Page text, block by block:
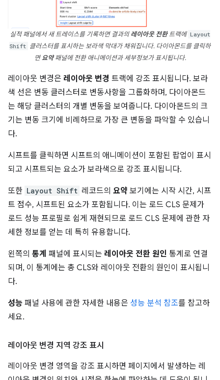
실적 패널에서 새 트레이스를 기록하면 결과의레이아웃 전환트랙에 Layout
Shift 클러스터를 표시하는 보라색 막대가 채워집니다. 다이아몬드를 클릭하
면요약패널에 전환 애니메이션과 세부정보가 표시됩니다.
레이아웃 변경은 레이아웃 변경 트랙에 강조 표시됩니다. 보라
색 선은 변동 클러스터로 변동사항을 그룹화하며, 다이아몬드
는 해당 클러스터의 개별 변동을 보여줍니다. 다이아몬드의 크
기는 변동 크기에 비례하므로 가장 큰 변동을 파악할 수 있습니
다.
시프트를 클릭하면 시프트의 애니메이션이 포함된 팝업이 표시
되고 시프트되는 요소가 보라색으로 강조 표시됩니다.
또한 Layout Shift 레코드의 요약 보기에는 시작 시간, 시프
트 점수, 시프트된 요소가 포함됩니다. 이는 로드 CLS 문제가
로드 성능 프로필로 쉽게 재현되므로 로드 CLS 문제에 관한 자
세한 정보를 얻는 데 특히 유용합니다.
왼쪽의 통계 패널에 표시되는 레이아웃 전환 원인 통계로 연결
되며, 이 통계에는 총 CLS와 레이아웃 전환의 원인이 표시됩니
다.
성능 패널 사용에 관한 자세한 내용은 성능 분석 참조를 참고하
세요.
레이아웃 변경 지역 강조 표시
레이아웃 변경 영역을 강조 표시하면 페이지에서 발생하는 레